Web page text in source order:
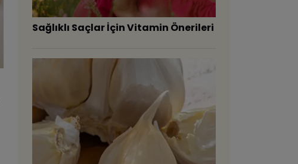
Sağlıklı Saçlar İçin Vitamin Önerileri